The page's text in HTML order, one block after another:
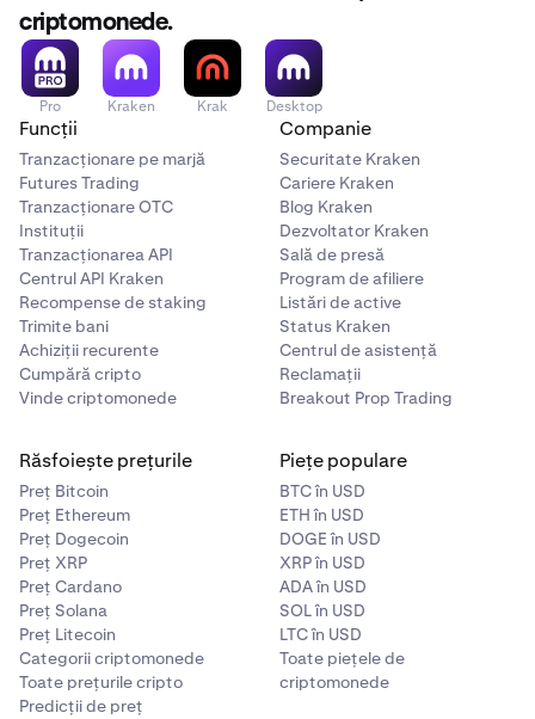
este eligibilă.
Nu este disponibil pentru clienții din Regatul Unit,
Canada și Statele Unite
criptomonede.
Pro Kraken Krak Desktop
Funcții
Tranzacționare pe marjă
Futures Trading
Tranzacționare OTC
Instituții
Tranzacționarea API
Centrul API Kraken
Recompense de staking
Trimite bani
Achiziții recurente
Cumpără cripto
Vinde criptomonede
Companie
Securitate Kraken
Cariere Kraken
Blog Kraken
Dezvoltator Kraken
Sală de presă
Program de afiliere
Listări de active
Status Kraken
Centrul de asistență
Reclamații
Breakout Prop Trading
Răsfoiește prețurile
Preț Bitcoin
Preț Ethereum
Preț Dogecoin
Preț XRP
Preț Cardano
Preț Solana
Preț Litecoin
Categorii criptomonede
Toate prețurile cripto
Predicții de preț
Piețe populare
BTC în USD
ETH în USD
DOGE în USD
XRP în USD
ADA în USD
SOL în USD
LTC în USD
Toate piețele de
criptomonede